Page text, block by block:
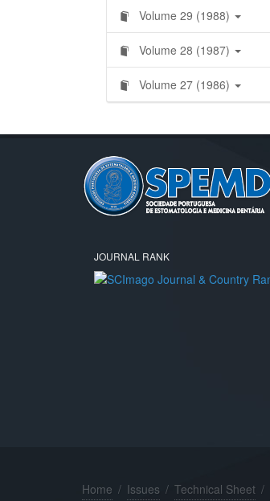
Volume 29 (1988)
Volume 28 (1987)
Volume 27 (1986)
JOURNAL RANK
Home / Issues / Technical Sheet /